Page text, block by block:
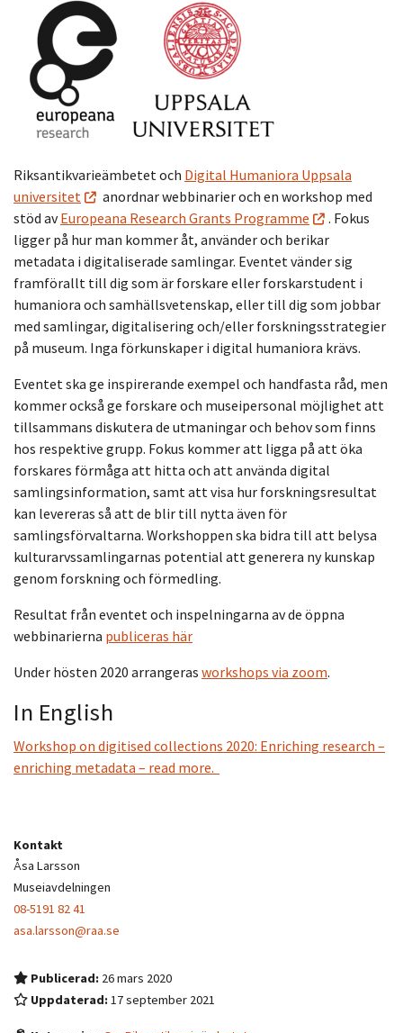
Riksantikvarieämbetet och Digital Humaniora Uppsala
universitet
anordnar webbinarier och en workshop med
stöd avEuropeana Research Grants Programme
. Fokus
ligger på hur man kommer åt, använder och berikar
metadata i digitaliserade samlingar. Eventet vänder sig
framförallt till dig som är forskare eller forskarstudent i
humaniora och samhällsvetenskap, eller till dig som jobbar
med samlingar, digitalisering och/eller forskningsstrategier
på museum. Inga förkunskaper i digital humaniora krävs.
Eventet ska ge inspirerande exempel och handfasta råd, men
kommer också ge forskare och museipersonal möjlighet att
tillsammans diskutera de utmaningar och behov som finns
hos respektive grupp. Fokus kommer att ligga på att öka
forskares förmåga att hitta och att använda digital
samlingsinformation, samt att visa hur forskningsresultat
kan levereras så att de blir till nytta även för
samlingsförvaltarna. Workshoppen ska bidra till att belysa
kulturarvssamlingarnas potential att generera ny kunskap
genom forskning och förmedling.
Resultat från eventet och inspelningarna av de öppna
webbinarierna publiceras här
Under hösten 2020 arrangeras workshops via zoom.
In English
Workshop on digitised collections 2020: Enriching research –
enriching metadata – read more.
Kontakt
Åsa Larsson
Museiavdelningen
08-5191 82 41
asa.larsson@raa.se
Publicerad: 26 mars 2020
Uppdaterad:17 september 2021